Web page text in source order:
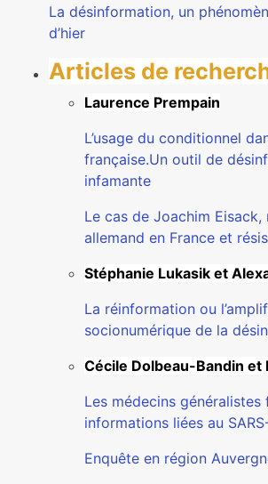
La désinformation, un
d’hier
Articles de
Laurence Prempain
L’usage du conditionnel
française.Un outil de
infamante
Le cas de Joachim
allemand en France et
Stéphanie Lukasik et
La réinformation ou
socionumérique de la
Cécile Dolbeau-Bandin et
Les médecins généralistes
informations liées au
Enquête en région